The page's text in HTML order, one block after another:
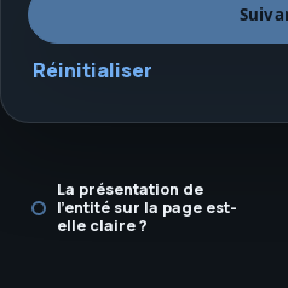
Réinitialiser
La présentation de
l’entité sur la page est-
elle claire ?